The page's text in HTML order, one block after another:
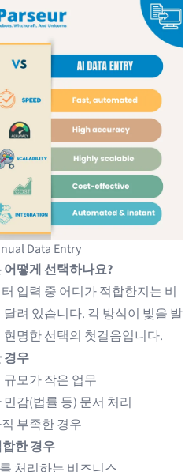
Data Entry
떻게 선택하나요?
입력 중 어디가 적합한지는 비
려 있습니다. 각 방식이 빛을 발
명한 선택의 첫걸음입니다.
경우
모가 작은 업무
감(법률 등) 문서 처리
부족한 경우
한 경우